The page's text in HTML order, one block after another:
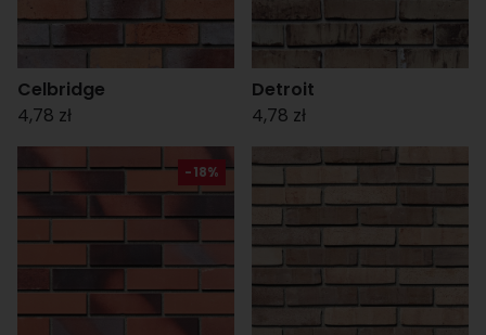
Celbridge
4,78 zł
Detroit
4,78 zł
-18%